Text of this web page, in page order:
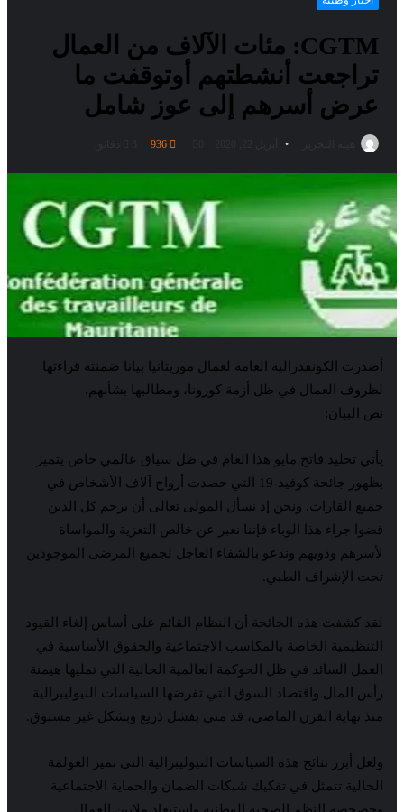
CGTM: مئات الآلاف من العمال
تراجعت أنشطتهم أوتوقفت ما
عرض أسرهم إلى عوز شامل
936
أصدرت الكونفدرالية العامة لعمال موريتانيا بيانا ضمنته قراءتها
لظروف العمال في ظل أزمة كورونا، ومطالبها بشأنهم.
نص البيان:
يأتي تخليد فاتح مايو هذا العام في ظل سياق عالمي خاص يتميز
بظهور جائحة كوفيد-19 التي حصدت أرواح آلاف الأشخاص في
جميع القارات. ونحن إذ نسأل المولى تعالى أن يرحم كل الذين
قضوا جراء هذا الوباء فإننا نعبر عن خالص التعزية والمواساة
لأسرهم وذويهم وندعو بالشفاء العاجل لجميع المرضى الموجودين
تحت الإشراف الطبي.
لقد كشفت هذه الجائحة أن النظام القائم على أساس إلغاء القيود
التنظيمية الخاصة بالمكاسب الاجتماعية والحقوق الأساسية في
العمل السائد في ظل الحوكمة العالمية الحالية التي تمليها هيمنة
رأس المال واقتصاد السوق التي تفرضها السياسات النيوليبرالية
منذ نهاية القرن الماضي، قد مني بفشل ذريع وبشكل غير مسبوق.
ولعل أبرز نتائج هذه السياسات النيوليبرالية التي تميز العولمة
الحالية تتمثل في تفكيك شبكات الضمان والحماية الاجتماعية